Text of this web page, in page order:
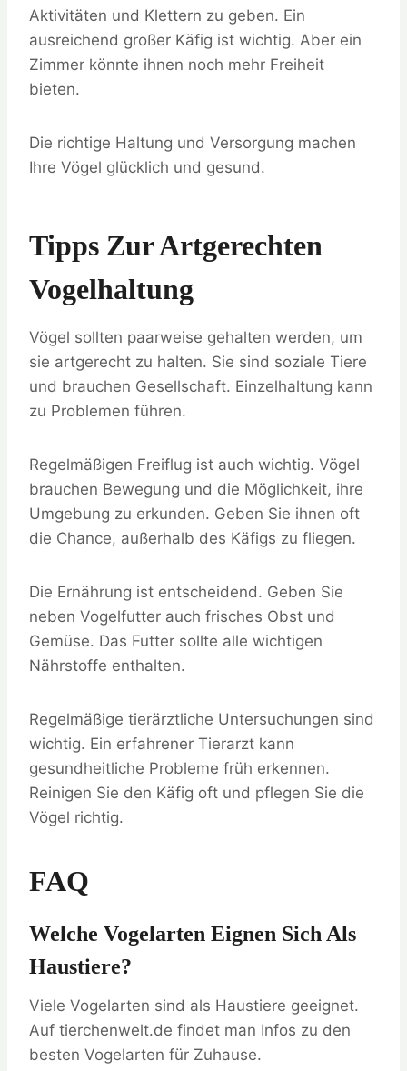
Aktivitäten und Klettern zu geben. Ein
ausreichend großer Käfig ist wichtig. Aber ein
Zimmer könnte ihnen noch mehr Freiheit
bieten.
Die richtige Haltung und Versorgung machen
Ihre Vögel glücklich und gesund.
Tipps Zur Artgerechten
Vogelhaltung
Vögel sollten paarweise gehalten werden, um
sie artgerecht zu halten. Sie sind soziale Tiere
und brauchen Gesellschaft. Einzelhaltung kann
zu Problemen führen.
Regelmäßigen Freiflug ist auch wichtig. Vögel
brauchen Bewegung und die Möglichkeit, ihre
Umgebung zu erkunden. Geben Sie ihnen oft
die Chance, außerhalb des Käfigs zu fliegen.
Die Ernährung ist entscheidend. Geben Sie
neben Vogelfutter auch frisches Obst und
Gemüse. Das Futter sollte alle wichtigen
Nährstoffe enthalten.
Regelmäßige tierärztliche Untersuchungen sind
wichtig. Ein erfahrener Tierarzt kann
gesundheitliche Probleme früh erkennen.
Reinigen Sie den Käfig oft und pflegen Sie die
Vögel richtig.
FAQ
Welche Vogelarten Eignen Sich Als
Haustiere?
Viele Vogelarten sind als Haustiere geeignet.
Auf tierchenwelt.de findet man Infos zu den
besten Vogelarten für Zuhause.